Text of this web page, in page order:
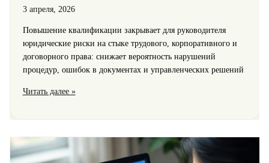
3 апреля, 2026
Повышение квалификации закрывает для руководителя
юридические риски на стыке трудового, корпоративного и
договорного права: снижает вероятность нарушений
процедур, ошибок в документах и управленческих решений
Юридические
какие
риски
Читать далее »